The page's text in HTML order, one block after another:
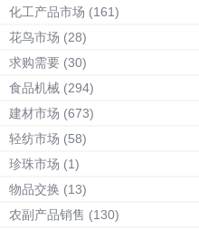
化工产品市场 (161)
花鸟市场 (28)
求购需要 (30)
食品机械 (294)
建材市场 (673)
轻纺市场 (58)
珍珠市场 (1)
物品交换 (13)
农副产品销售 (130)